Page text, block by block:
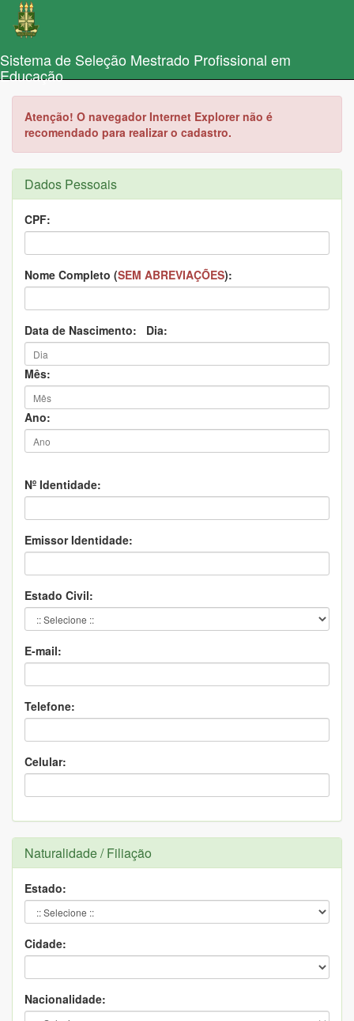
Sistema de Seleção Mestrado Profissional em
Educação
Atenção! O navegador Internet Explorer não é
recomendado para realizar o cadastro.
Dados Pessoais
CPF:
Nome Completo (SEM ABREVIAÇÕES):
Data de Nascimento: Dia:
Mês:
Ano:
Nº Identidade:
Emissor Identidade:
Estado Civil:
E-mail:
Telefone:
Celular:
Naturalidade / Filiação
Estado:
Cidade:
Nacionalidade: